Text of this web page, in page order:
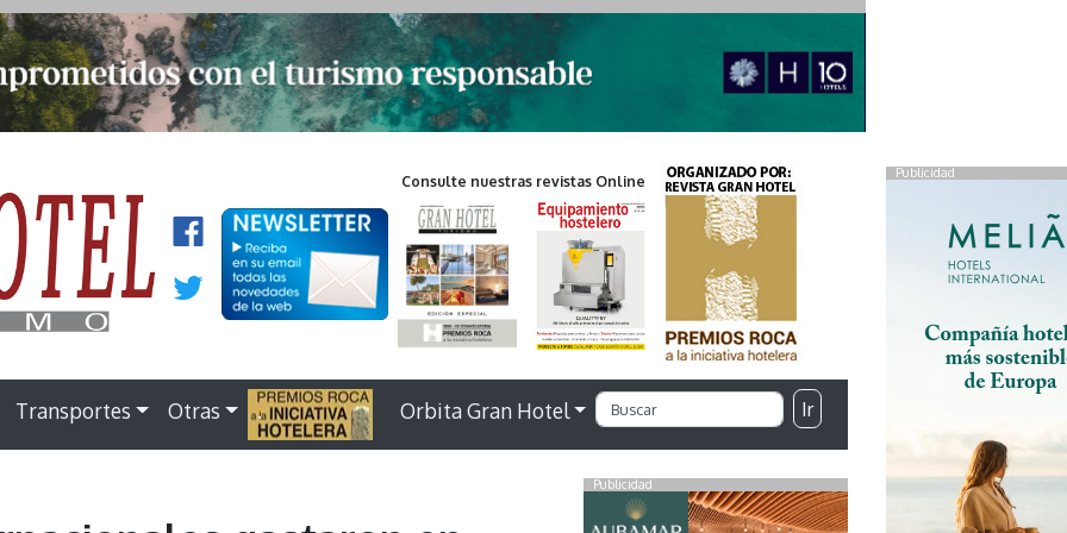
Publicidad
Consulte nuestras revistas Online
Transportes Otras . Orbita Gran Hotel Ir
Publicidad